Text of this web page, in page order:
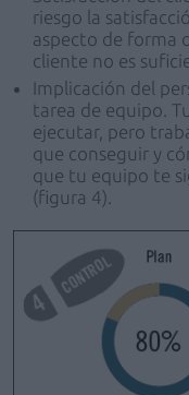
riesgo la
aspecto de forma
cliente no es
Implicación del
tarea de equipo.
ejecutar, pero
que conseguir y
que tu equipo te
(figura 4).